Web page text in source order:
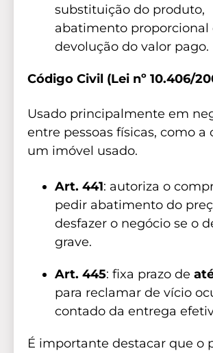
substituição do produto,
abatimento proporcional
devolução do valor pago.
Código Civil (Lei nº 10.406/
Usado principalmente em
entre pessoas físicas, como a
um imóvel usado.
Art. 441: autoriza o
pedir abatimento do
desfazer o negócio se o
grave.
Art. 445: fixa prazo de
para reclamar de vício
contado da entrega
É importante destacar que o